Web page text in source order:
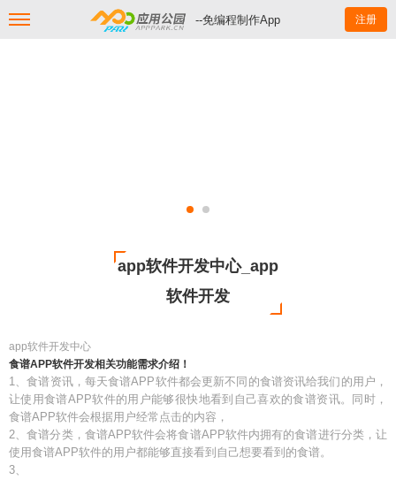
--免编程制作App 注册
app软件开发中心_app
软件开发
app软件开发中心
食谱APP软件开发相关功能需求介绍！
1、食谱资讯，每天食谱APP软件都会更新不同的食谱资讯给我们的用户，
让使用食谱APP软件的用户能够很快地看到自己喜欢的食谱资讯。同时，
食谱APP软件会根据用户经常点击的内容，
2、食谱分类，食谱APP软件会将食谱APP软件内拥有的食谱进行分类，让
使用食谱APP软件的用户都能够直接看到自己想要看到的食谱。
3、